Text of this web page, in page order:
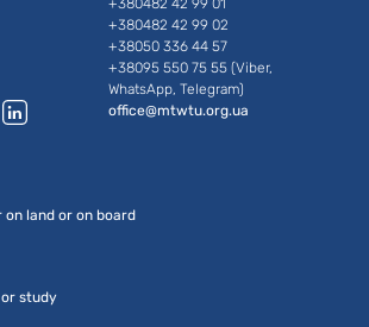
+380482 42 99 01
+380482 42 99 02
+38050 336 44 57
+38095 550 75 55 (Viber,
WhatsApp, Telegram)
office@mtwtu.org.ua
land or on board
study